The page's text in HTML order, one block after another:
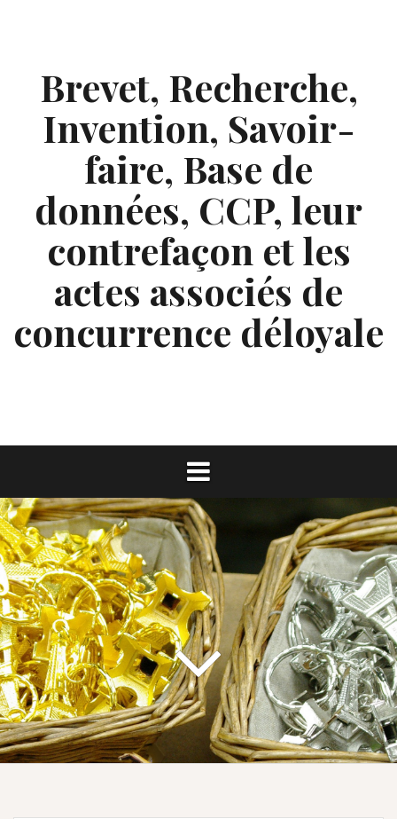
Brevet, Recherche,
Invention, Savoir-
faire, Base de
données, CCP, leur
contrefaçon et les
actes associés de
concurrence déloyale